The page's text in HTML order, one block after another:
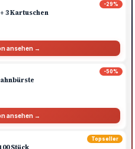
-29%
3 Kartuschen
ansehen →
-50%
ansehen →
Topseller